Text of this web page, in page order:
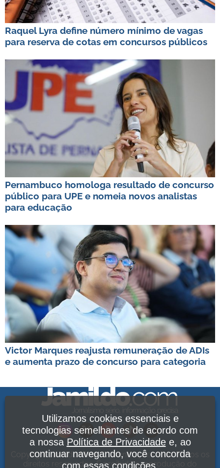
Raquel Lyra define número mínimo de vagas
para reserva de cotas em concursos públicos
Pernambuco homologa resultado de concurso
público para UPE e nomeia novos analistas
para educação
Victor Marques reajusta remuneração de ADIs
e aumenta prazo de concurso para categoria
Copyright Jamildo Melo Comunicações Ltda. Todos os
direitos reservados. É proibida a reprodução do
Utilizamos cookies essenciais e
tecnologias semelhantes de acordo com
a nossa Política de Privacidadee, ao
continuar navegando, você concorda
com essas condições.